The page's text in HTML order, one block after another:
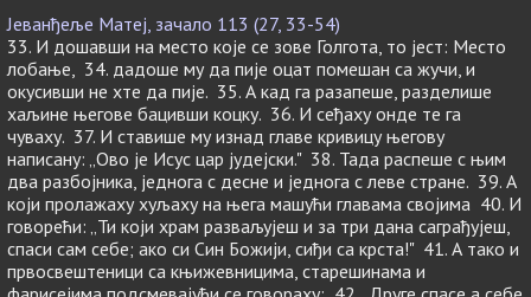
Јеванђеље Матеј, зачало 113 (27, 33-54)
33. И дошавши на место које се зове Голгота, то јест: Место
лобање, 34. дадоше му да пије оцат помешан са жучи, и
окусивши не хте да пије. 35. А кад га разапеше, разделише
хаљине његове бацивши коцку. 36. И сеђаху онде те га
чуваху. 37. И ставише му изнад главе кривицу његову
написану: „Ово је Исус цар јудејски." 38. Тада распеше с њим
два разбојника, једнога с десне и једнога с леве стране. 39. А
који пролажаху хуљаху на њега машући главама својима 40. И
говорећи: „Ти који храм разваљујеш и за три дана саграђујеш,
спаси сам себе; ако си Син Божији, сиђи са крста!" 41. А тако и
првосвештеници са књижевницима, старешинама и